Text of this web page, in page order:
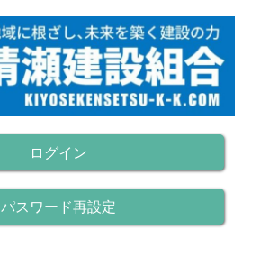
ログイン
パスワード再設定